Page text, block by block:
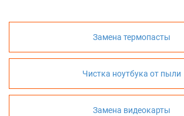
Замена термопасты
Чистка ноутбука от пыли
Замена видеокарты